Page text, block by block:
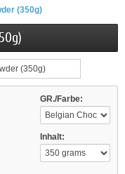
(350g)
GR./Farbe:
Inhalt: